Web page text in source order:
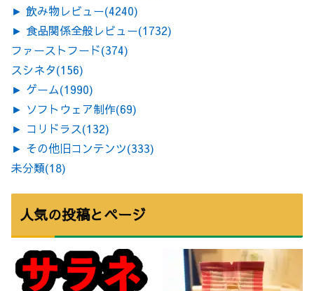
► 飲み物レビュー(4240)
► 食品関係全般レビュー(1732)
ファーストフード(374)
スシネタ(156)
► ゲーム(1990)
► ソフトウェア制作(69)
► コリドラス(132)
► その他旧コンテンツ(333)
未分類(18)
人気の投稿とページ